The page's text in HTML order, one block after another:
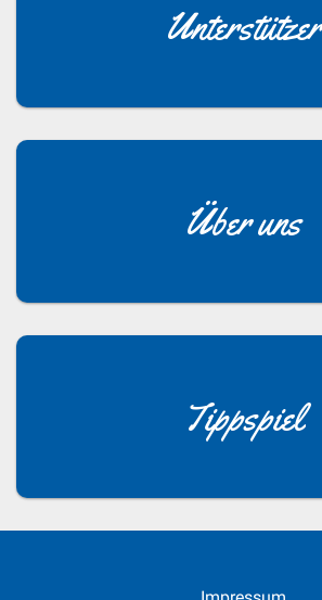
Unterstützer
Über uns
Tippspiel